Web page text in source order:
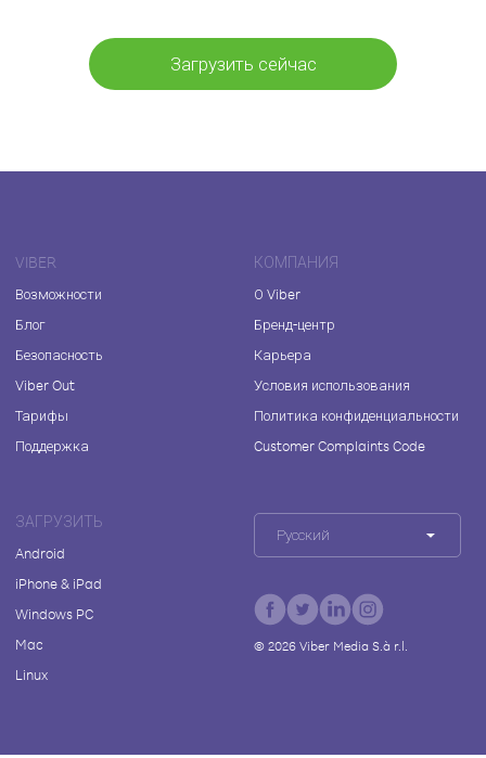
Загрузить сейчас
VIBER
Возможности
Блог
Безопасность
Viber Out
Тарифы
Поддержка
КОМПАНИЯ
О Viber
Бренд-центр
Карьера
Условия использования
Политика конфиденциальности
Customer Complaints Code
ЗАГРУЗИТЬ
Android
iPhone & iPad
Windows PC
Mac
Linux
Русский
© 2026Viber Media S.à r.l.